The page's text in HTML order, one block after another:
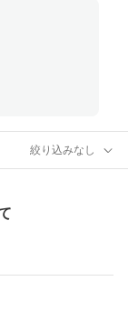
絞り込みなし